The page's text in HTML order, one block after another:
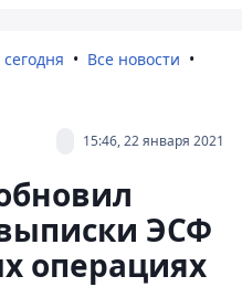
Все новости
15:46, 22 января 2021
ЭСФ
операциях